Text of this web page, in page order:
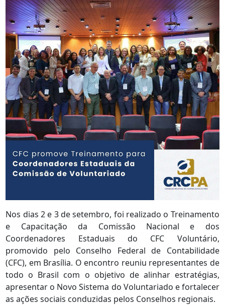
Nos dias 2 e 3 de setembro, foi realizado o Treinamento
e Capacitação da Comissão Nacional e dos
Coordenadores Estaduais do CFC Voluntário,
promovido pelo Conselho Federal de Contabilidade
(CFC), em Brasília. O encontro reuniu representantes de
todo o Brasil com o objetivo de alinhar estratégias,
apresentar o Novo Sistema do Voluntariado e fortalecer
as ações sociais conduzidas pelos Conselhos regionais.